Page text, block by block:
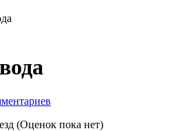
(Оценок пока нет)